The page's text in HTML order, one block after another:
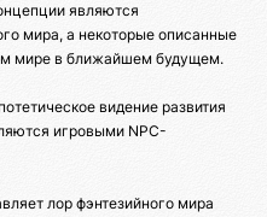
являются
мира, а некоторые описанные
мире в ближайшем будущем.
видение развития
игровыми NPC-
лор фэнтезийного мира